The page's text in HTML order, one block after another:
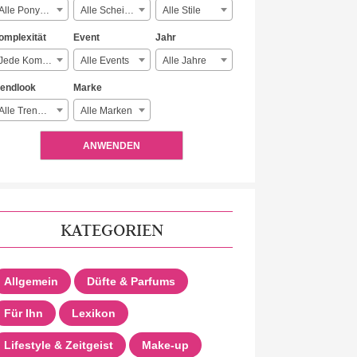
Alle Ponyarten Alle Scheitelarten Alle Stile
Jede Komplexität
Event
Alle Events
Jahr
Alle Jahre
Alle Trendlooks
Marke
Alle Marken
ANWENDEN
KATEGORIEN
Allgemein Düfte & Parfums
Für Ihn Lexikon
Lifestyle & Zeitgeist Make-up